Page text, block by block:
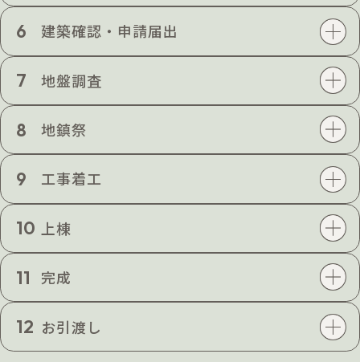
6 建築確認・申請届出
7 地盤調査
8 地鎮祭
9 工事着工
10 上棟
11 完成
12 お引渡し